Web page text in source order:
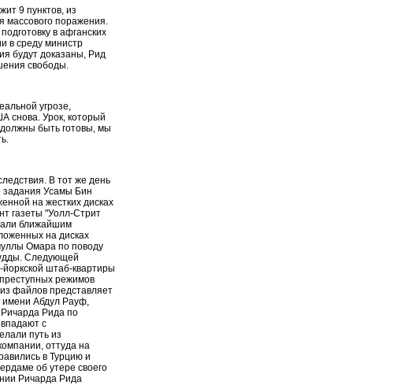
9 пунктов, из
поражения.
в афганских
в среду министр
будут доказаны, Рид
свободы.
угрозе,
снова. Урок, который
быть готовы, мы
В тот же день
задания Усамы Бин
на жестких дисках
газеты "Уолл-Стрит
ближайшим
на дисках
Омара по поводу
Следующей
штаб-квартиры
режимов
файлов представляет
имени Абдул Рауф,
Рида по
с
путь из
оттуда на
в Турцию и
об утере своего
Ричарда Рида